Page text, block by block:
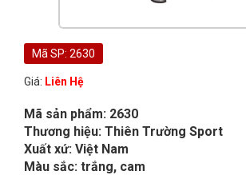
Mã SP: 2630
Giá: Liên Hệ
Mã sản phẩm: 2630
Thương hiệu: Thiên Trường Sport
Xuất xứ: Việt Nam
Màu sắc: trắng, cam